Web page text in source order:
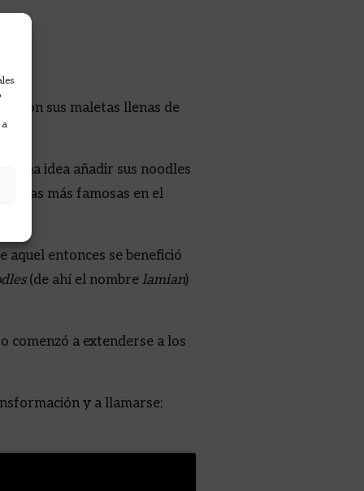
con sus maletas llenas de
idea añadir sus noodles
sopas más famosas en el
aquel entonces se benefició
(de ahí el nombre lamian)
comenzó a extenderse a los
y a llamarse: